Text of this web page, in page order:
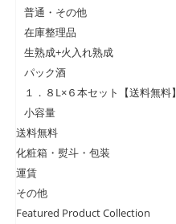
普通・その他
在庫整理品
生熟成+火入れ熟成
パック酒
１．８L×６本セット【送料無料】
小容量
送料無料
化粧箱・熨斗・包装
運賃
その他
Featured Product Collection